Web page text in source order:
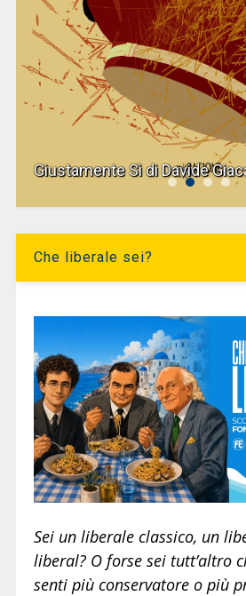
Giustamente Sì di Davide
Che liberale sei?
Sei un liberale classico, un
liberal? O forse sei tutt’altro
senti più conservatore o più